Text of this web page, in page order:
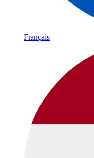
Français